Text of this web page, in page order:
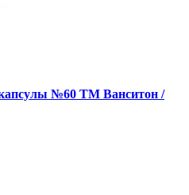
№60 ТМ Ванситон /